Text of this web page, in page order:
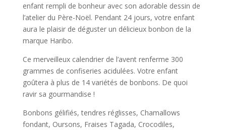
enfant rempli de bonheur avec son adorable dessin de
l’atelier du Père-Noël. Pendant 24 jours, votre enfant
aura le plaisir de déguster un délicieux bonbon de la
marque Haribo.
Ce merveilleux calendrier de l’avent renferme 300
grammes de confiseries acidulées. Votre enfant
goûtera à plus de 14 variétés de bonbons. De quoi
ravir sa gourmandise !
Bonbons gélifiés, tendres réglisses, Chamallows
fondant, Oursons, Fraises Tagada, Crocodiles,